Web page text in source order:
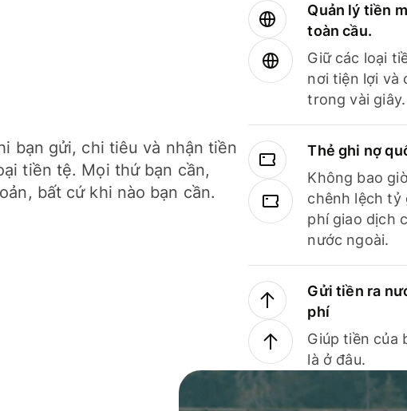
bạn gửi, chi tiêu và nhận tiền
tiền tệ. Mọi thứ bạn cần,
bất cứ khi nào bạn cần.
Quản lý tiền
toàn cầu.
Giữ các loại
nơi tiện lợi và
trong vài giây.
Thẻ ghi nợ
Không bao
chênh lệch tỷ
phí giao dịch
nước ngoài.
Gửi tiền ra
phí
Giúp tiền của
là ở đâu.